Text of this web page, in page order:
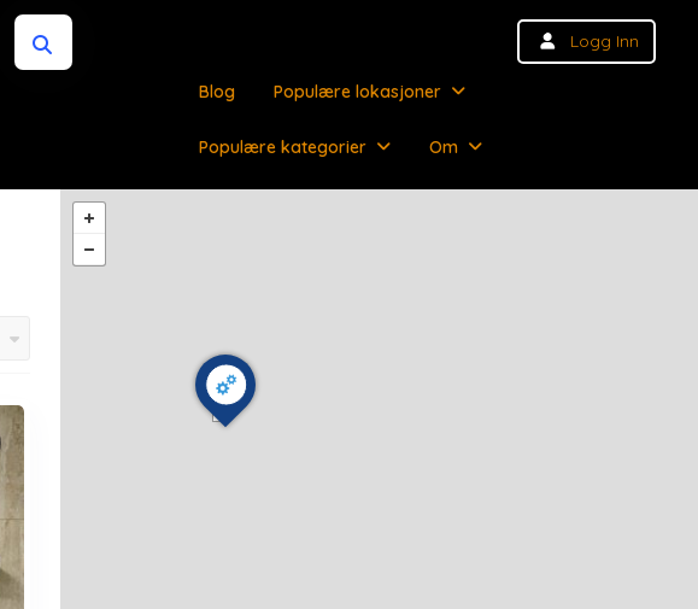
Logg Inn
Blog Populære lokasjoner
Populære kategorier Om